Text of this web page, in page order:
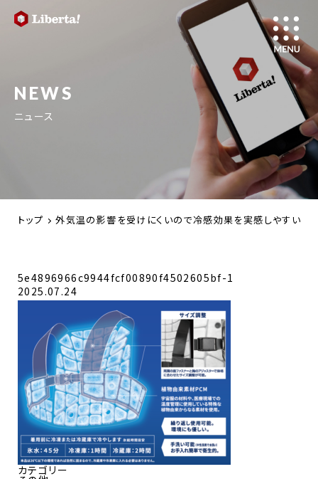
NEWS
ニュース
トップ 外気温の影響を受けにくいので冷感効果を実感しやすい！充
5e4896966c9944fcf00890f4502605bf-1
2025.07.24
カテゴリー